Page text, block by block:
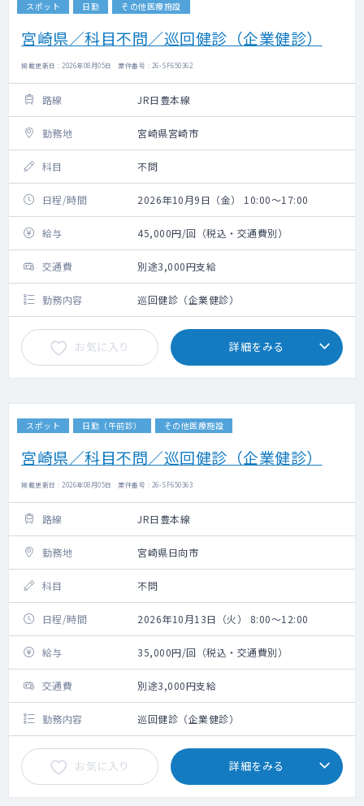
スポット 日勤 その他医療施設
宮崎県／科目不問／巡回健診（企業健診）
掲載更新日 : 2026年08月05日 案件番号 : 26-SF650362
路線 JR日豊本線
勤務地 宮崎県宮崎市
科目 不問
日程/時間 2026年10月9日（金） 10:00～17:00
給与 45,000円/回（税込・交通費別）
交通費 別途3,000円支給
勤務内容 巡回健診（企業健診）
お気に入り 詳細をみる
スポット 日勤（午前診） その他医療施設
宮崎県／科目不問／巡回健診（企業健診）
掲載更新日 : 2026年08月05日 案件番号 : 26-SF650363
路線 JR日豊本線
勤務地 宮崎県日向市
科目 不問
日程/時間 2026年10月13日（火） 8:00～12:00
給与 35,000円/回（税込・交通費別）
交通費 別途3,000円支給
勤務内容 巡回健診（企業健診）
お気に入り 詳細をみる